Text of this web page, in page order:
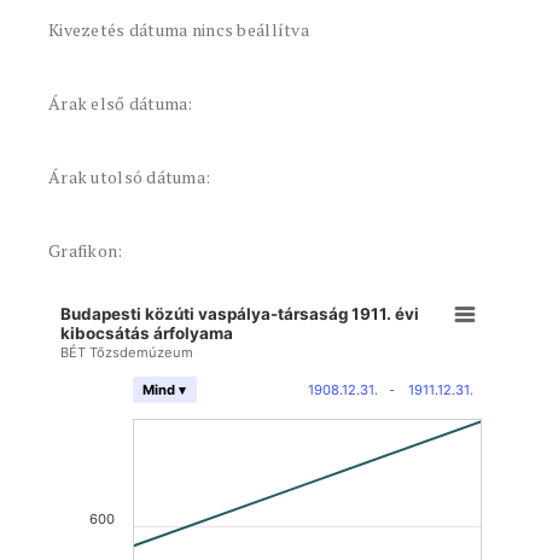
Kivezetés dátuma nincs beállítva
Árak első dátuma:
Árak utolsó dátuma:
Grafikon:
Budapesti közúti vaspálya-társaság 1911. évi
kibocsátás árfolyama
BÉT Tőzsdemúzeum
1908.12.31. - 1911.12.31.
Mind ▾
600